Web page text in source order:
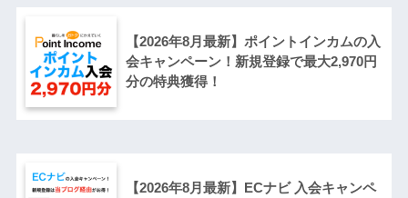
【2026年8月最新】ポイントインカムの入
会キャンペーン！新規登録で最大2,970円
分の特典獲得！
【2026年8月最新】ECナビ 入会キャンペ